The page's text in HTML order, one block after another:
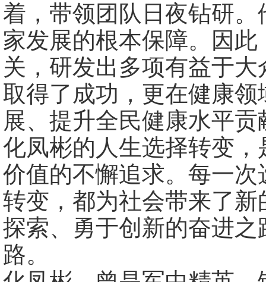
着，带领团队日夜钻研
家发展的根本保障。因
关，研发出多项有益于
取得了成功，更在健康
展、提升全民健康水平
化凤彬的人生选择转变
价值的不懈追求。每一
转变，都为社会带来了
探索、勇于创新的奋进
路。